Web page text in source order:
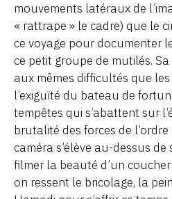
mouvements latéraux de
« rattrape » le cadre) que le
ce voyage pour documenter
ce petit groupe de mutilés.
aux mêmes difficultés que
l’exiguïté du bateau de
tempêtes qui s’abattent sur
brutalité des forces de
caméra s’élève au-dessus
filmer la beauté d’un
on ressent le bricolage, la